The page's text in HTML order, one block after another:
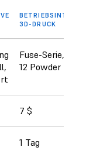
3D-DRUCK
Fuse-Serie,
12 Powder
7 $
1 Tag